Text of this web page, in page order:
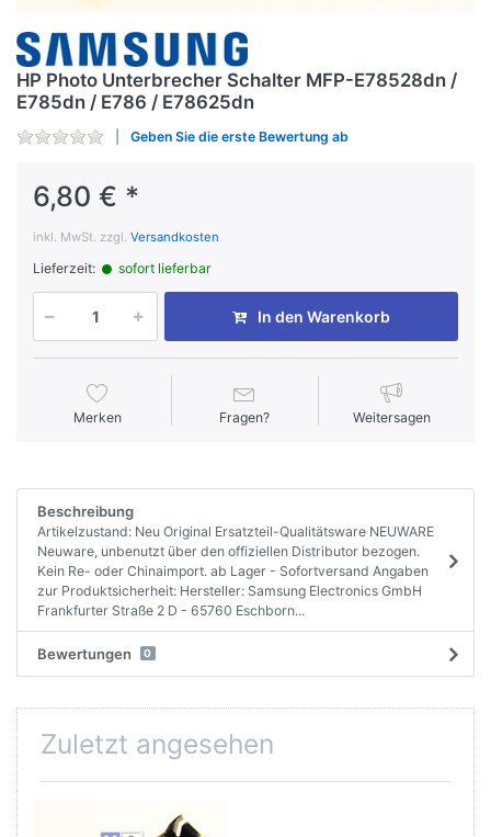
HP Photo Unterbrecher Schalter MFP-E78528dn /
E785dn / E786 / E78625dn
Geben Sie die erste Bewertung ab
6,80 € *
inkl. MwSt. zzgl. Versandkosten
Lieferzeit: sofort lieferbar
In den Warenkorb
Merken Fragen? Weitersagen
Beschreibung
Artikelzustand: Neu Original Ersatzteil-Qualitätsware NEUWARE
Neuware, unbenutzt über den offiziellen Distributor bezogen.
Kein Re- oder Chinaimport. ab Lager - Sofortversand Angaben
zur Produktsicherheit: Hersteller: Samsung Electronics GmbH
Frankfurter Straße 2 D - 65760 Eschborn...
Bewertungen 0
Zuletzt angesehen